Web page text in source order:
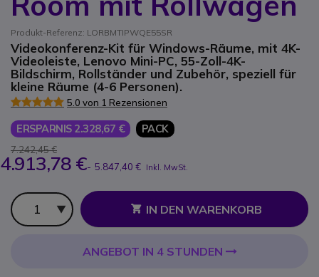
Produkt-Referenz: LORBMTIPWQE55SR
Videokonferenz-Kit für Windows-Räume, mit 4K-
Videoleiste, Lenovo Mini-PC, 55-Zoll-4K-
Bildschirm, Rollständer und Zubehör, speziell für
kleine Räume (4-6 Personen).
5.0 von 1 Rezensionen
ERSPARNIS 2.328,67 € PACK
7.242,45 €
4.913,78 €- 5.847,40 € Inkl. MwSt.
Anzahl
IN DEN WARENKORB
ANGEBOT IN 4 STUNDEN